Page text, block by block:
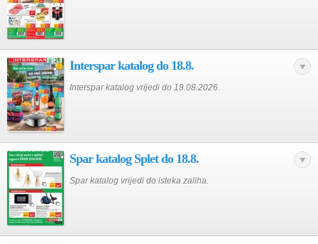
Interspar katalog do 18.8.
Interspar katalog vrijedi do 18.08.2026.
Spar katalog Splet do 18.8.
Spar katalog vrijedi do isteka zaliha.